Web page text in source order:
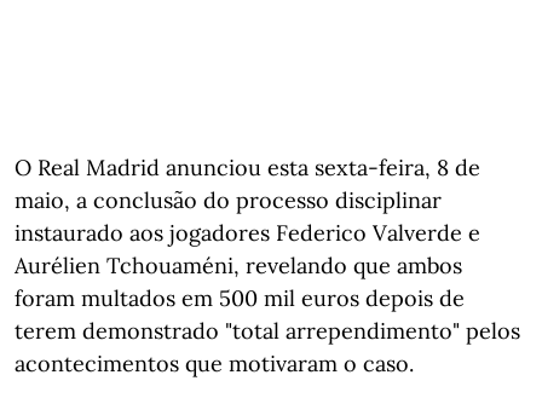
O Real Madrid anunciou esta sexta-feira, 8 de
maio, a conclusão do processo disciplinar
instaurado aos jogadores Federico Valverde e
Aurélien Tchouaméni, revelando que ambos
foram multados em 500 mil euros depois de
terem demonstrado "total arrependimento" pelos
acontecimentos que motivaram o caso.